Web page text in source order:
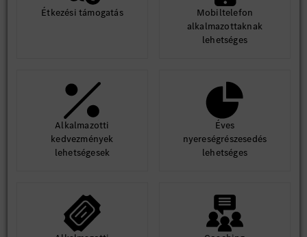
Étkezési támogatás
Mobiltelefon
alkalmazottaknak
lehetséges
Alkalmazotti
kedvezmények
lehetségesek
Éves
nyereségrészesedés
lehetséges